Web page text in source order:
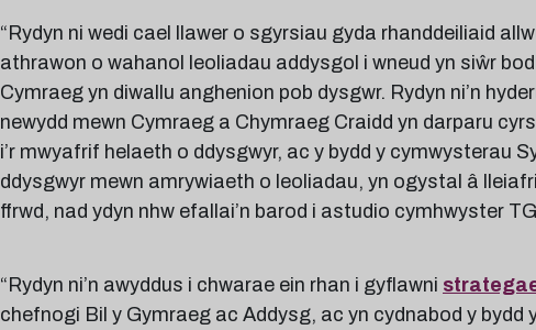
“Rydyn ni wedi cael llawer o sgyrsiau gyda rhanddeiliaid
athrawon o wahanol leoliadau addysgol i wneud yn siŵr
Cymraeg yn diwallu anghenion pob dysgwr. Rydyn ni’n
newydd mewn Cymraeg a Chymraeg Craidd yn darparu
i’r mwyafrif helaeth o ddysgwyr, ac y bydd y cymwysterau
ddysgwyr mewn amrywiaeth o leoliadau, yn ogystal â
ffrwd, nad ydyn nhw efallai’n barod i astudio cymhwyster
“Rydyn ni’n awyddus i chwarae ein rhan i gyflawni
chefnogi Bil y Gymraeg ac Addysg, ac yn cydnabod y